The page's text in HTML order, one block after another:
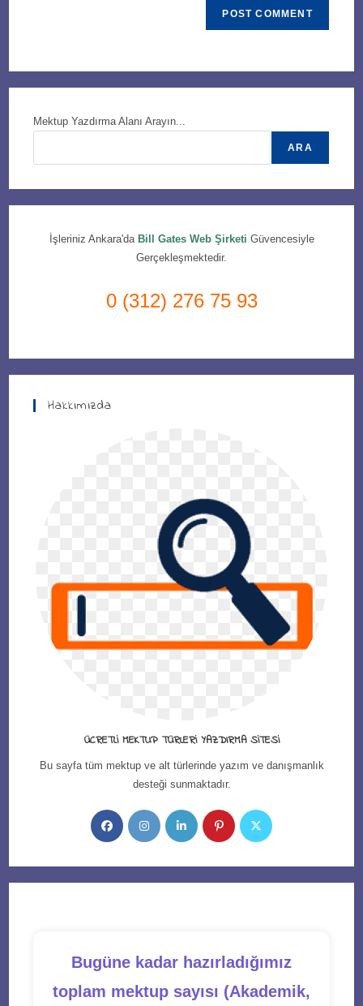
Mektup Yazdırma Alanı Arayın...
ARA
İşleriniz Ankara'da Bill Gates Web Şirketi Güvencesiyle
Gerçekleşmektedir.
0 (312) 276 75 93
Hakkımızda
ÜCRETLI MEKTUP TÜRLERI YAZDIRMA SITESI
Bu sayfa tüm mektup ve alt türlerinde yazım ve danışmanlık
desteği sunmaktadır.
Opens
in
Opens
in
Opens
in
Opens
in
Opens
Bugüne kadar hazırladığımız
toplam mektup sayısı (Akademik,